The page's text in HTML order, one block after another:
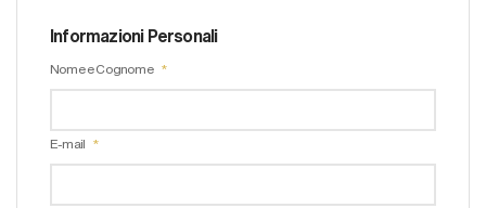
Informazioni Personali
Nome e Cognome
E-mail